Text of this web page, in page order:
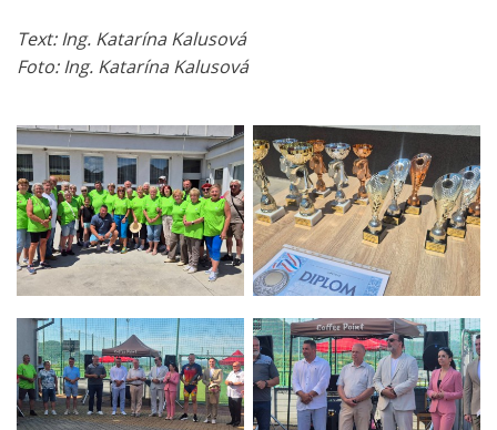
Text: Ing. Katarína Kalusová
Foto: Ing. Katarína Kalusová